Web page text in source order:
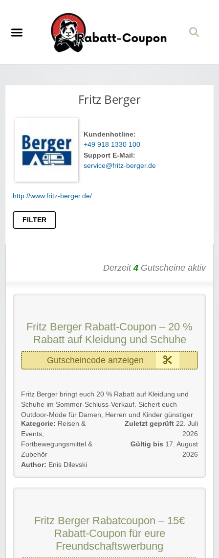
Fritz Berger
Kundenhotline:
+49 918 1330 100
Support E-Mail:
service@fritz-berger.de
http://www.fritz-berger.de/
FILTER
Derzeit4 Gutscheine aktiv
Fritz Berger Rabatt-Coupon – 20 %
Rabatt auf Kleidung und Schuhe
Gutscheincode anzeigen
Fritz Berger bringt euch 20 % Rabatt auf Kleidung und
Schuhe im Sommer-Schluss-Verkauf. Sichert euch
Outdoor-Mode für Damen, Herren und Kinder günstiger
– auch wenn die Artikel bereits reduziert sind.
Details 💡
👕 Ihr spart 20 % auf Kleidung und Schuhe
🏷️ Gültig auch auf bereits reduzierte Artikel
⚡ Viele Highlights sind nur begrenzt verfügbar
⏳ Gültig bis 17.08.2026
Rabatt-Coupon 🐼 gilt für Neu- und Bestandskunden.
➡️ Einfach unserem Link folgen, Code eingeben und
Kategorie: Reisen &
Events
Fortbewegungsmittel &
Zubehör
Author: Enis Dilevski
Zuletzt geprüft 22. Juli
2026
Gültig bis 17. August
2026
Fritz Berger Rabatcoupon – 15€
Rabatt-Coupon für eure
Freundschaftswerbung